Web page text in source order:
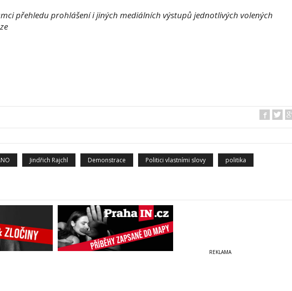
přehledu prohlášení i jiných mediálních výstupů jednotlivých volených
Jindřich Rajchl Demonstrace Politici vlastními slovy politika